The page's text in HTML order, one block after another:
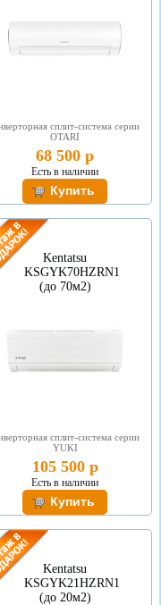
сплит-система серии
OTARI
68 500 р
Есть в наличии
Kentatsu
KSGYK70HZRN1
(до 70м2)
сплит-система серии
YUKI
105 500 р
Есть в наличии
Kentatsu
KSGYK21HZRN1
(до 20м2)